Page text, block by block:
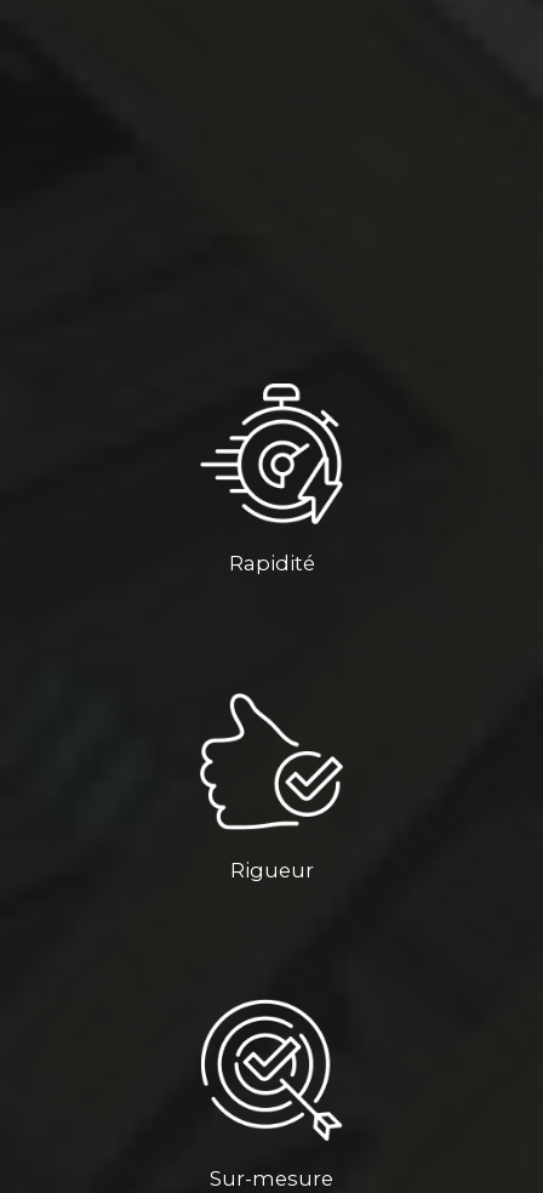
Rapidité
Rigueur
Sur-mesure